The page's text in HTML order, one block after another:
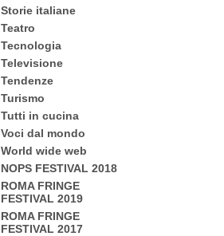
Storie italiane
Teatro
Tecnologia
Televisione
Tendenze
Turismo
Tutti in cucina
Voci dal mondo
World wide web
NOPS FESTIVAL 2018
ROMA FRINGE
FESTIVAL 2019
ROMA FRINGE
FESTIVAL 2017